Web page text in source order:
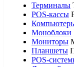
Терминалы
POS-кассы
Моноблоки
Мониторы
Планшеты
POS-